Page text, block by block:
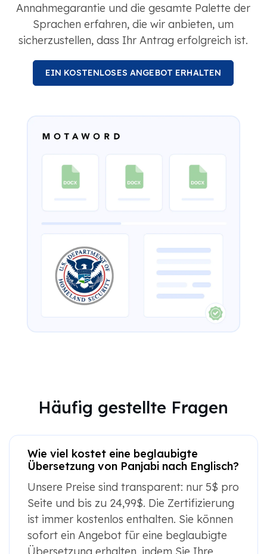
Annahmegarantie und die gesamte Palette der
Sprachen erfahren, die wir anbieten, um
sicherzustellen, dass Ihr Antrag erfolgreich ist.
EIN KOSTENLOSES ANGEBOT ERHALTEN
Häufig gestellte Fragen
Wie viel kostet eine beglaubigte
Übersetzung von Panjabi nach Englisch?
Unsere Preise sind transparent: nur 5$ pro
Seite und bis zu 24,99$. Die Zertifizierung
ist immer kostenlos enthalten. Sie können
sofort ein Angebot für eine beglaubigte
Übersetzung erhalten, indem Sie Ihre